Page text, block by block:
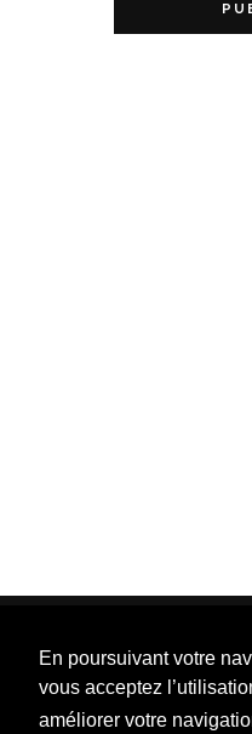
En poursuivant votre
vous acceptez
améliorer votre
Template Created By :